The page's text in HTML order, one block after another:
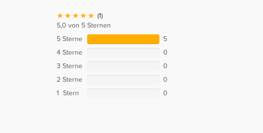
(1)
5,0 von 5 Sternen
5 Sterne
5
4 Sterne
0
3 Sterne
0
2 Sterne
0
1 Stern
0